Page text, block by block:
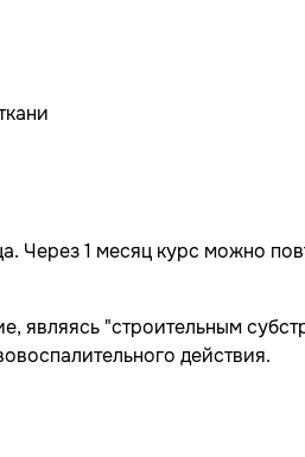
Через 1 месяц курс можно
являясь "строительным
действия.